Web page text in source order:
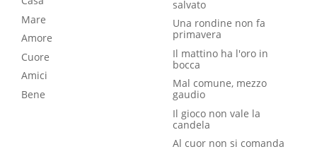
Mare
Amore
Cuore
Amici
Bene
salvato
Una rondine non fa
primavera
Il mattino ha l'oro in
bocca
Mal comune, mezzo
gaudio
Il gioco non vale la
candela
Al cuor non si comanda